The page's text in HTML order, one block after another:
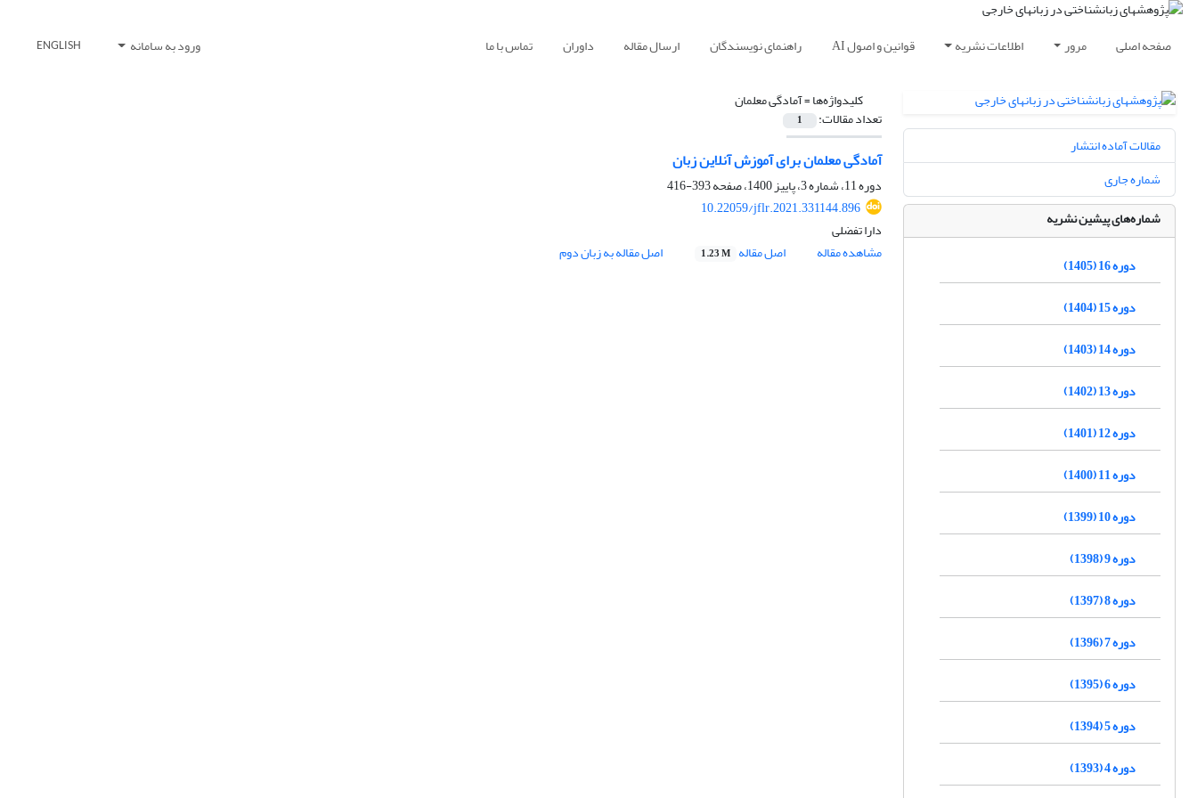
صفحه اصلی مرور اطلاعات نشریه قوانین و اصول AI راهنمای نویسندگان ارسال مقاله داوران تماس با ما ورود به سامانه ENGLISH
کلیدواژه‌ها =آمادگی معلمان
تعداد مقالات: 1
آمادگی معلمان برای آموزش آنلاین زبان
دوره 11، شماره 3، پاییز 1400، صفحه
393-416
10.22059/jflr.2021.331144.896
دارا تفضلی
مشاهده مقاله
اصل مقاله 1.23 M اصل مقاله به زبان دوم
مقالات آماده انتشار
شماره جاری
شماره‌های پیشین نشریه
دوره 16 (1405)
دوره 15 (1404)
دوره 14 (1403)
دوره 13 (1402)
دوره 12 (1401)
دوره 11 (1400)
دوره 10 (1399)
دوره 9 (1398)
دوره 8 (1397)
دوره 7 (1396)
دوره 6 (1395)
دوره 5 (1394)
دوره 4 (1393)